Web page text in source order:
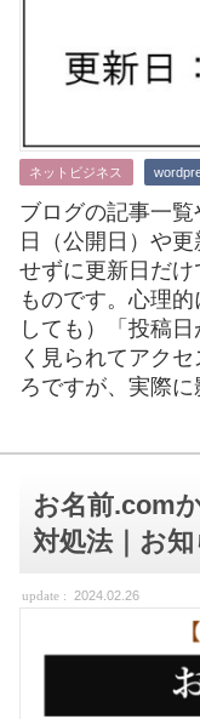
ネットビジネス
ブログの記事一
日（公開日）や
せずに更新日だ
ものです。心理
しても）「投稿
く見られてアク
ろですが、実際
お名前.com
対処法｜お
2024.02.26